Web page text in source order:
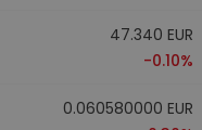
47.340 EUR
-0.10%
0.060580000 EUR